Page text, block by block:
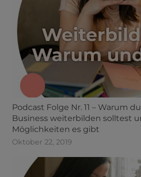
Podcast Folge Nr. 11 – Warum
Business weiterbilden solltest
Möglichkeiten es gibt
Oktober 22, 2019